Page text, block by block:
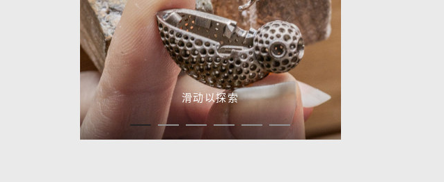
滑动以探索